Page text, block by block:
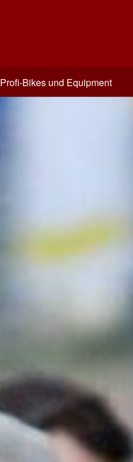
Profi-Bikes und Equipment